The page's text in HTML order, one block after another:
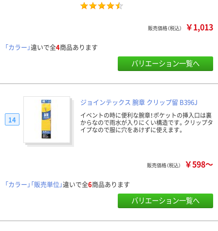
販売価格（税込） ￥1,013
「カラー」違いで全4商品あります
バリエーション一覧へ
ジョインテックス 腕章 クリップ留 B396J
イベントの時に便利な腕章！ポケットの挿入口は裏
からなので雨水が入りにくい構造です。クリップタ
イプなので服に穴をあけずに使えます。
14
販売価格（税込） ￥598～
「カラー」「販売単位」違いで全6商品あります
バリエーション一覧へ